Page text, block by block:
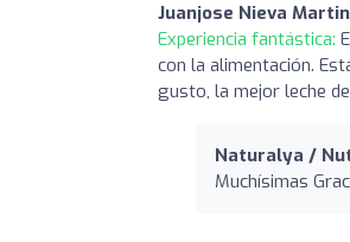
Juanjose Nieva Martin
Experiencia fantástica:
con la alimentación.
gusto, la mejor leche
Naturalya /
Muchísimas